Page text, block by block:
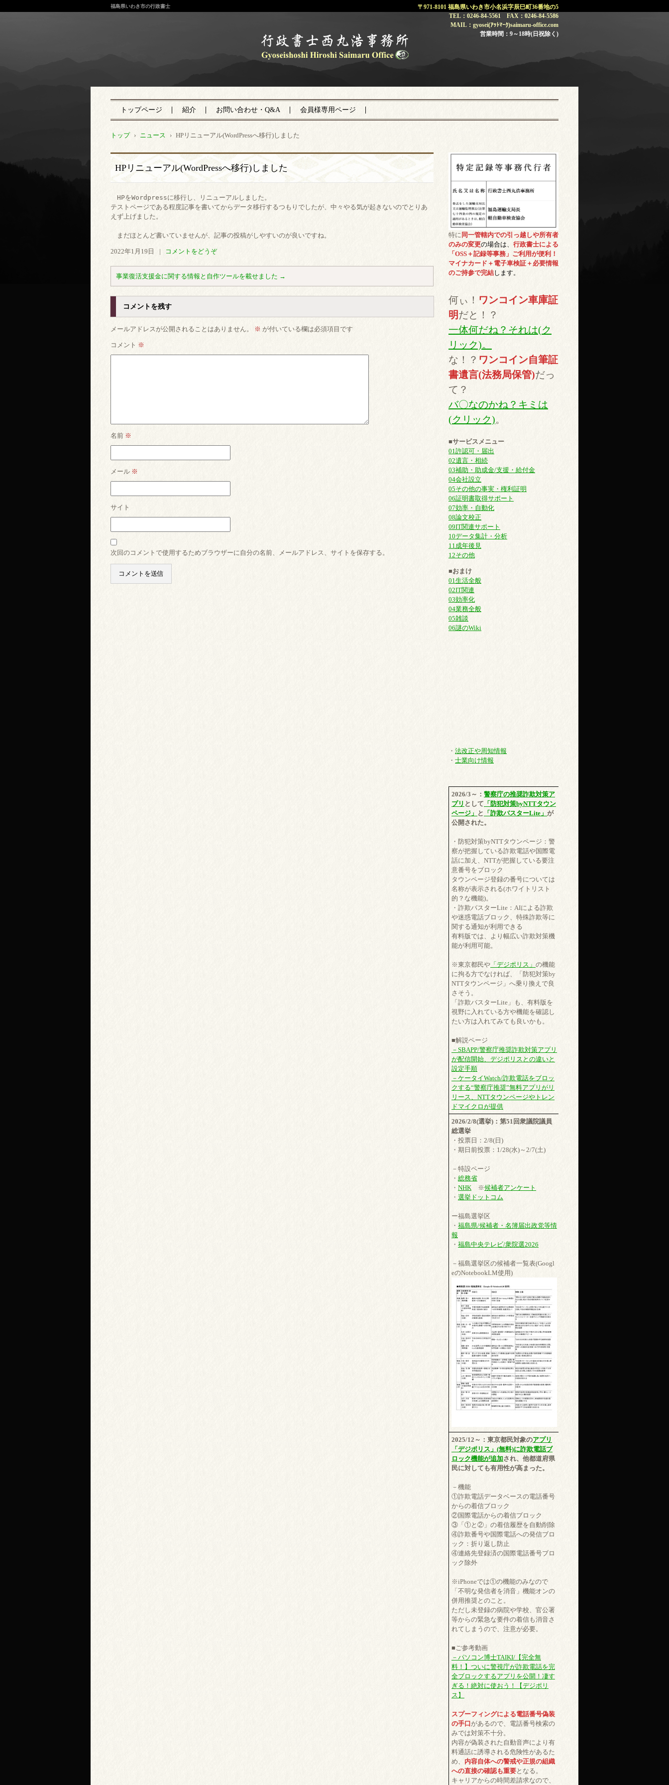
福島県 いわき市 | 行政書士 西丸浩
福島県いわき市の行政書士
〒971-8101 福島県いわき市小名浜字辰巳町36番地の5
TEL：0246-84-5561 FAX：0246-84-5586
MAIL：gyosei(ｱｯﾄﾏｰｸ)saimaru-office.com
営業時間：9～18時(日祝除く)
トップページ 紹介 お問い合わせ・Q&A 会員様専用ページ
トップ › ニュース › HPリニューアル(WordPressへ移行)しました
HPリニューアル(WordPressへ移行)しました
HPをWordpressに移行し、リニューアルしました。
テストページである程度記事を書いてからデータ移行するつもりでしたが、中々やる気が起きないのでとりあ
えず上げました。
まだほとんど書いていませんが、記事の投稿がしやすいのが良いですね。
2022年1月19日 | コメントをどうぞ
事業復活支援金に関する情報と自作ツールを載せました →
コメントを残す
メールアドレスが公開されることはありません。 ※ が付いている欄は必須項目です
コメント ※
名前 ※
メール ※
サイト
次回のコメントで使用するためブラウザーに自分の名前、メールアドレス、サイトを保存する。
特に 同一管轄内での引っ越しや所有者
のみの変更の場合は、 行政書士による
「OSS＋記録等事務」ご利用が便利！
マイナカード＋電子車検証＋必要情報
のご持参で完結します。
何ぃ！ ワンコイン車庫証
明だと！？
一体何だね？それは(ク
リック)。
な！？ ワンコイン自筆証
書遺言(法務局保管)だっ
て？
バ〇なのかね？キミは
(クリック)。
■サービスメニュー
01許認可・届出
02遺言・相続
03補助・助成金/支援・給付金
04会社設立
05その他の事実・権利証明
06証明書取得サポート
07効率・自動化
08論文校正
09IT関連サポート
10データ集計・分析
11成年後見
12その他
■おまけ
01生活全般
02IT関連
03効率化
04業務全般
05雑談
06謎のWiki
・ 法改正や周知情報
・ 士業向け情報
2026/3～： 警察庁の推奨詐欺対策ア
プリ として 「防犯対策byNTTタウン
ページ」 と 「詐欺バスターLite」 が
公開された。
・防犯対策byNTTタウンページ：警
察が把握している詐欺電話や国際電
話に加え、NTTが把握している要注
意番号をブロック
タウンページ登録の番号については
名称が表示される(ホワイトリスト
的？な機能)。
・詐欺バスターLite：AIによる詐欺
や迷惑電話ブロック、特殊詐欺等に
関する通知が利用できる
有料版では、より幅広い詐欺対策機
能が利用可能。
※東京都民や 「デジポリス」 の機能
に拘る方でなければ、「防犯対策by
NTTタウンページ」へ乗り換えで良
さそう。
「詐欺バスターLite」も、有料版を
視野に入れている方や機能を確認し
たい方は入れてみても良いかも。
■解説ページ
－SBAPP/警察庁推奨詐欺対策アプリ
が配信開始、デジポリスとの違いと
設定手順
－ケータイWatch/詐欺電話をブロッ
クする“警察庁推奨”無料アプリがリ
リース、NTTタウンページやトレン
ドマイクロが提供
2026/2/8(選挙)：第51回衆議院議員
総選挙
・投票日：2/8(日)
・期日前投票：1/28(水)～2/7(土)
－特設ページ
・ 総務省
・ NHK ※候補者アンケート
・ 選挙ドットコム
ー福島選挙区
・ 福島県/候補者・名簿届出政党等情
報
・ 福島中央テレビ/衆院選2026
－福島選挙区の候補者一覧表(Googl
eのNotebookLM使用)
2025/12～：東京都民対象のアプリ
「デジポリス」(無料)に詐欺電話ブ
ロック機能が追加され、他都道府県
民に対しても有用性が高まった。
－機能
①詐欺電話データベースの電話番号
からの着信ブロック
②国際電話からの着信ブロック
③「①と②」の着信履歴を自動削除
④詐欺番号や国際電話への発信ブロ
ック：折り返し防止
④連絡先登録済の国際電話番号ブロ
ック除外
※iPhoneでは①の機能のみなので
「不明な発信者を消音」機能オンの
併用推奨とのこと。
ただし未登録の病院や学校、官公署
等からの緊急な要件の着信も消音さ
れてしまうので、注意が必要。
■ご参考動画
－パソコン博士TAIKI/【完全無
料！】ついに警視庁が詐欺電話を完
全ブロックするアプリを公開！凄す
ぎる！絶対に使おう！【デジポリ
ス】
スプーフィングによる電話番号偽装
の手口があるので、電話番号検索の
みでは対策不十分。
内容が偽装された自動音声により有
料通話に誘導される危険性があるた
め、 内容自体への警戒や正規の組織
への直接の確認も重要となる。
キャリアからの時間差請求なので、